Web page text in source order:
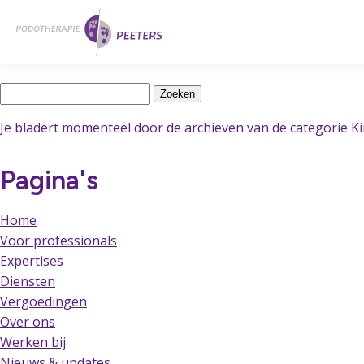
hoofdinhoud
Latest Posts
Je bladert momenteel door de archieven van de categorie
Pagina's
Home
Voor professionals
Expertises
Diensten
Vergoedingen
Over ons
Werken bij